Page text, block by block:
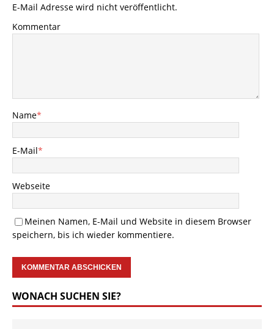
E-Mail Adresse wird nicht veröffentlicht.
Kommentar
Name*
E-Mail*
Webseite
Meinen Namen, E-Mail und Website in diesem Browser
speichern, bis ich wieder kommentiere.
WONACH SUCHEN SIE?